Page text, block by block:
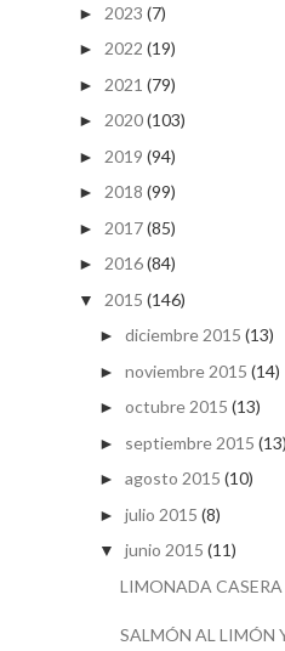
► 2023 (7)
► 2022 (19)
► 2021 (79)
► 2020(103)
► 2019 (94)
► 2018 (99)
► 2017(85)
► 2016(84)
▼ 2015 (146)
► diciembre 2015 (13)
► noviembre 2015 (14)
► octubre 2015 (13)
► septiembre 2015 (13)
► agosto 2015 (10)
► julio 2015 (8)
▼ junio 2015 (11)
LIMONADA CASERA
SALMÓN AL LIMÓN